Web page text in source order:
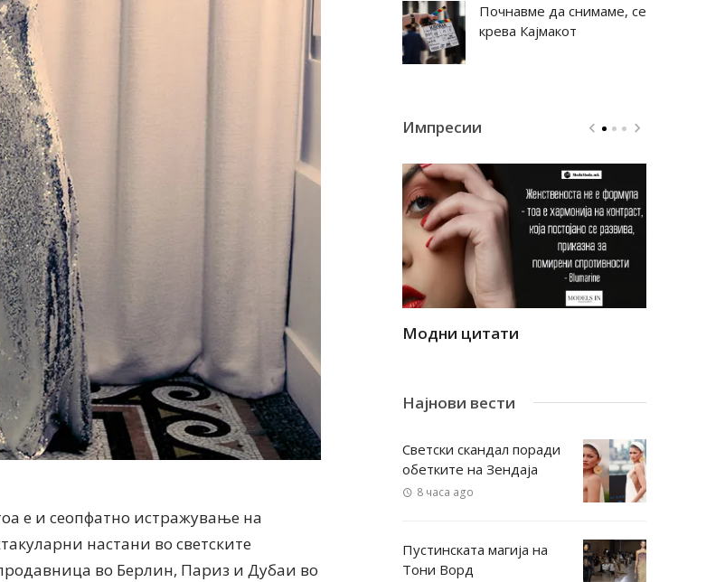
е и сеопфатно истражување на
настани во светските
во Берлин, Париз и Дубаи во
Почнавме да снимаме, се
крева Кајмакот
Импресии
Модни цитати
Најнови вести
Светски скандал поради
обетките на Зендаја
8 часа ago
Пустинската магија на
Тони Ворд